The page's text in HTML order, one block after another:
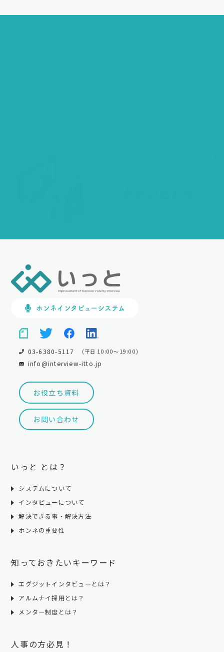
ホンネインタビューシステム
03-6380-5117 (平日 10:00～19:00)
info@interview-itto.jp
お役立ち資料
お問い合わせ
いっと とは？
システムについて
インタビューについて
解決できる事・解決方法
ホンネの重要性
知っておきたいキーワード
エグジットインタビューとは？
アルムナイ採用とは？
メンター制度とは？
人事の方必見！